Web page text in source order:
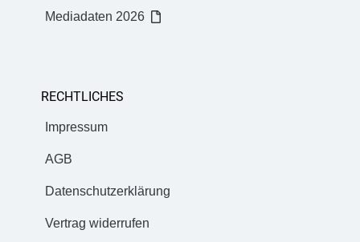
Mediadaten 2026
RECHTLICHES
Impressum
AGB
Datenschutzerklärung
Vertrag widerrufen